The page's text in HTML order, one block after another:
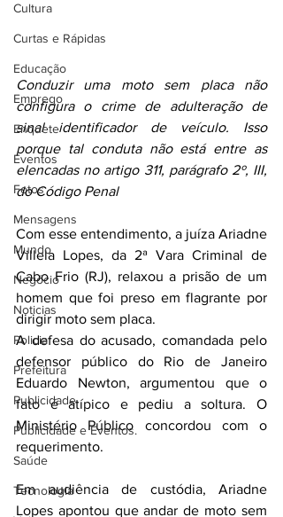
Cultura
Curtas e Rápidas
Educação
Emprego
Enquete
Eventos
Fotos
Mensagens
Mundo
Negócio
Noticias
Policia
Prefeitura
Publicidade
Publicidade e Eventos.
Saúde
Tecnologia
Conduzir uma moto sem placa não
configura o crime de adulteração de
sinal identificador de veículo. Isso
porque tal conduta não está entre as
elencadas no artigo 311, parágrafo 2º, III,
do Código Penal
Com esse entendimento, a juíza Ariadne
Villela Lopes, da 2ª Vara Criminal de
Cabo Frio (RJ), relaxou a prisão de um
homem que foi preso em flagrante por
dirigir moto sem placa.
A defesa do acusado, comandada pelo
defensor público do Rio de Janeiro
Eduardo Newton, argumentou que o
fato é atípico e pediu a soltura. O
Ministério Público concordou com o
requerimento.
Em audiência de custódia, Ariadne
Lopes apontou que andar de moto sem